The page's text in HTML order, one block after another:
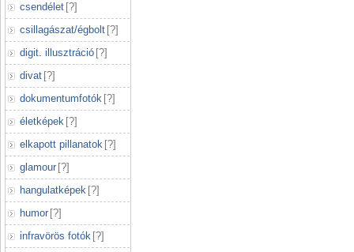
csendélet [?]
csillagászat/égbolt [?]
digit. illusztráció [?]
divat [?]
dokumentumfotók [?]
életképek [?]
elkapott pillanatok [?]
glamour [?]
hangulatképek [?]
humor [?]
infravörös fotók [?]